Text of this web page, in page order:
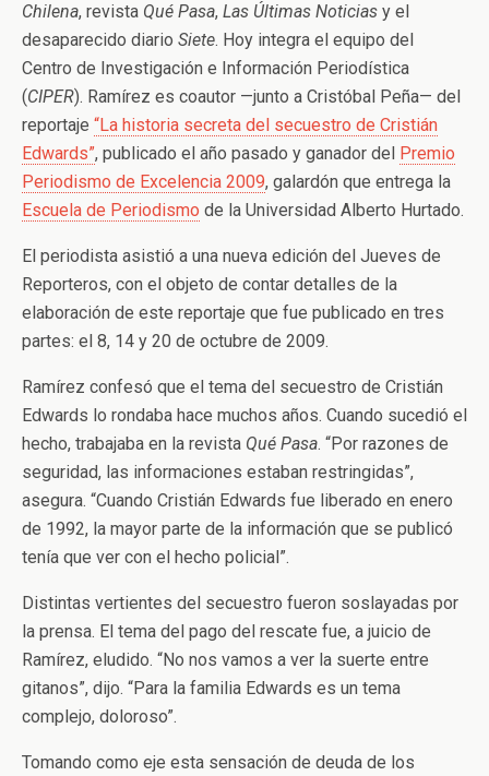
Chilena, revista Qué Pasa, Las Últimas Noticias y el
desaparecido diario Siete. Hoy integra el equipo del
Centro de Investigación e Información Periodística
(CIPER). Ramírez es coautor —junto a Cristóbal Peña— del
reportaje “La historia secreta del secuestro de Cristián
Edwards”, publicado el año pasado y ganador del Premio
Periodismo de Excelencia 2009, galardón que entrega la
Escuela de Periodismo de la Universidad Alberto Hurtado.
El periodista asistió a una nueva edición del Jueves de
Reporteros, con el objeto de contar detalles de la
elaboración de este reportaje que fue publicado en tres
partes: el 8, 14 y 20 de octubre de 2009.
Ramírez confesó que el tema del secuestro de Cristián
Edwards lo rondaba hace muchos años. Cuando sucedió el
hecho, trabajaba en la revista Qué Pasa. “Por razones de
seguridad, las informaciones estaban restringidas”,
asegura. “Cuando Cristián Edwards fue liberado en enero
de 1992, la mayor parte de la información que se publicó
tenía que ver con el hecho policial”.
Distintas vertientes del secuestro fueron soslayadas por
la prensa. El tema del pago del rescate fue, a juicio de
Ramírez, eludido. “No nos vamos a ver la suerte entre
gitanos”, dijo. “Para la familia Edwards es un tema
complejo, doloroso”.
Tomando como eje esta sensación de deuda de los